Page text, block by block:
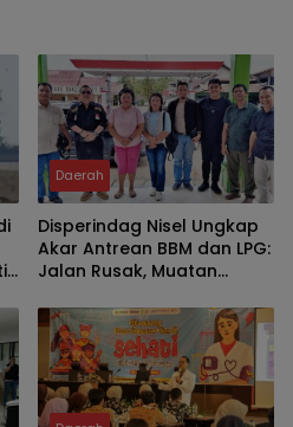
Daerah
Disperindag Nisel Ungkap
Akar Antrean BBM dan LPG:
Jalan Rusak, Muatan
Terganggu